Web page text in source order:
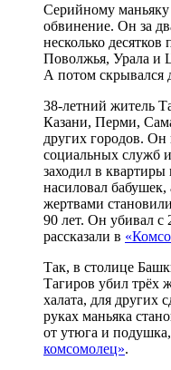
Серийному маньяку
обвинение. Он за
несколько
Поволжья, Урала и
А потом скрывался
38-летний житель
Казани, Перми,
других городов. Он
социальных служб
заходил в
насиловал
жертвами
90 лет. Он убивал с
рассказали в
Так, в столице
Тагиров убил трёх
халата, для других
руках маньяка
от утюга и
комсомолец».